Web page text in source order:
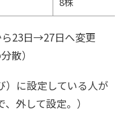
23日→27日へ変更
散）
）に設定している人が
外して設定。）